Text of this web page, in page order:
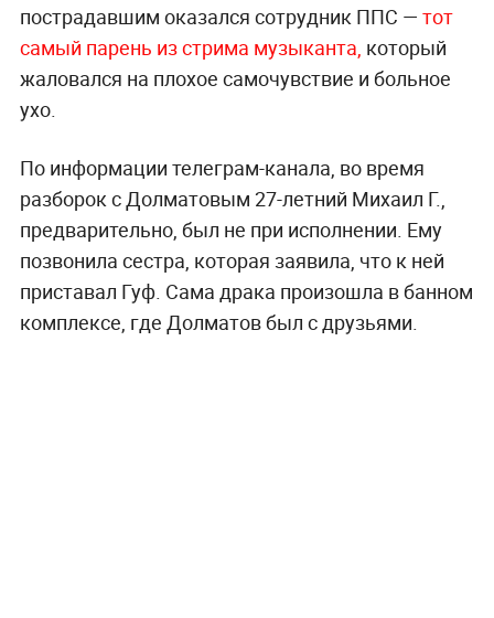
пострадавшим оказался сотрудник ППС — тот
самый парень из стрима музыканта, который
жаловался на плохое самочувствие и больное
ухо.
По информации телеграм-канала, во время
разборок с Долматовым 27-летний Михаил Г.,
предварительно, был не при исполнении. Ему
позвонила сестра, которая заявила, что к ней
приставал Гуф. Сама драка произошла в банном
комплексе, где Долматов был с друзьями.